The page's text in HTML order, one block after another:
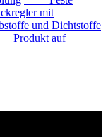
mit
und Dichtstoffe
Produkt auf